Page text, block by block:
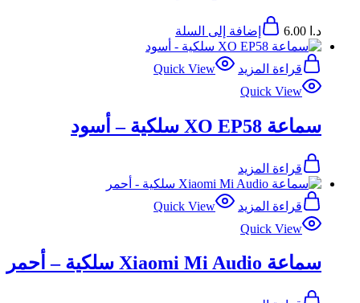
د.ا إضافة إلى السلة
قراءة المزيد
Quick View
Quick View
سماعة XO EP58 سلكية – أسود
قراءة المزيد
قراءة المزيد
Quick View
Quick View
سماعة Xiaomi Mi Audio سلكية – أحمر